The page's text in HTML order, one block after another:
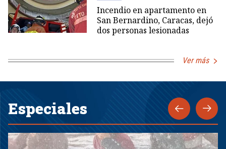
Incendio en apartamento en
San Bernardino, Caracas, dejó
dos personas lesionadas
Ver más
Especiales